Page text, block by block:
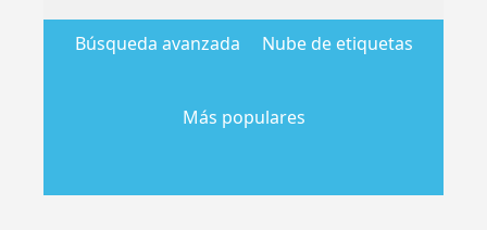
Búsqueda avanzada Nube de etiquetas
Más populares